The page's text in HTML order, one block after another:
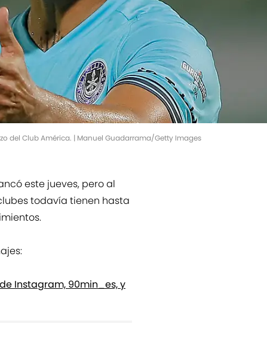
del Club América. | Manuel Guadarrama/Getty Images
este jueves, pero al
todavía tienen hasta
Instagram, 90min_es, y